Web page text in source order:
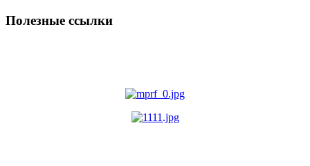
Полезные ссылки